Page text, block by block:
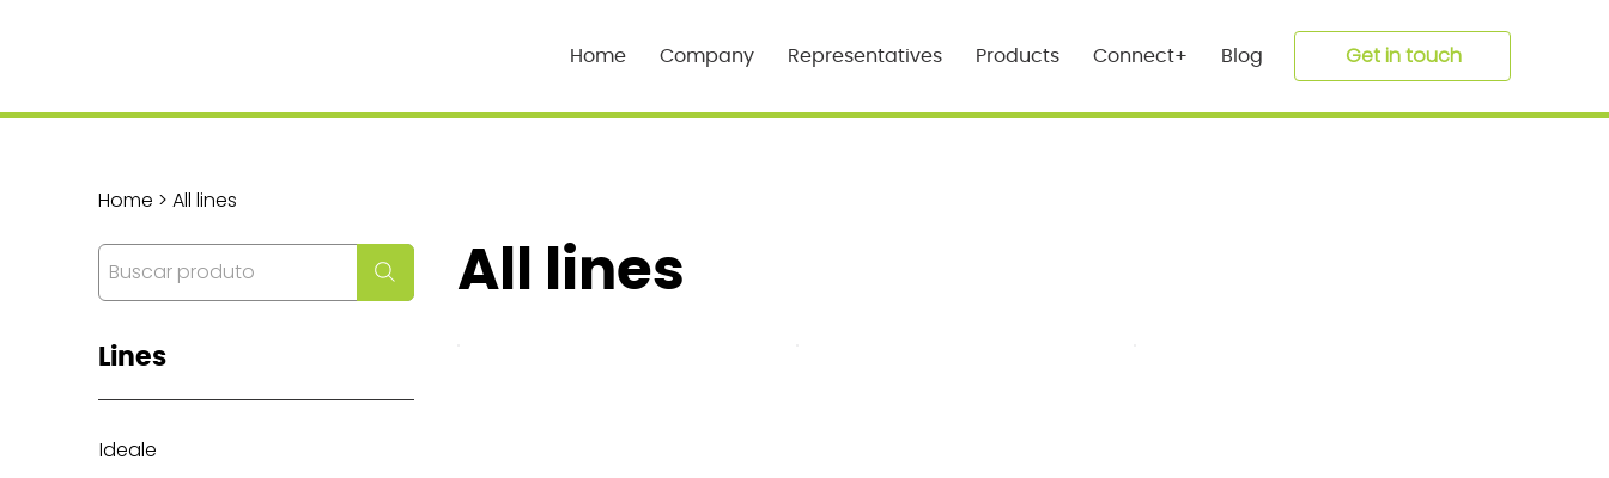
Home Company Representatives Products Connect+ Blog Get in touch
All lines
Home > All lines
Ideale
Lines